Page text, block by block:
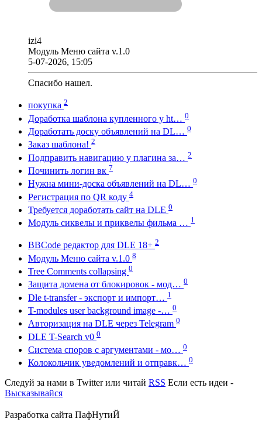
izi4
Модуль Меню сайта v.1.0
5-07-2026, 15:05
Спасибо нашел.
покупка 2
Доработка шаблона купленного у ht… 0
Доработать доску объявлений на DL… 0
Заказ шаблона! 2
Подправить навигацию у плагина за… 2
Починить логин вк 7
Нужна мини-доска объявлений на DL… 0
Регистрация по QR коду 4
Требуется доработать сайт на DLE 0
Модуль сиквелы и приквелы фильма … 1
BBCode редактор для DLE 18+ 2
Модуль Меню сайта v.1.0 8
Tree Comments collapsing 0
Защита домена от блокировок - мод… 0
Dle t-transfer - экспорт и импорт… 1
T-modules user background image -… 0
Авторизация на DLE через Telegram 0
DLE T-Search v0 0
Система споров с аргументами - мо… 0
Колокольчик уведомлений и отправк… 0
Следуй за нами в Twitterили читай RSS Если есть идеи -
Высказывайся
Разработка сайта ПафНутиЙ